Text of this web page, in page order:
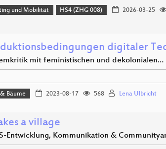
und Mobilität HS4 (ZHG 008) 2026-03-25
digitaler
mit feministischen und dekolonialen…
Bäume 2023-08-17 568 Lena Ulbricht
a village
Entwicklung, Kommunikation &